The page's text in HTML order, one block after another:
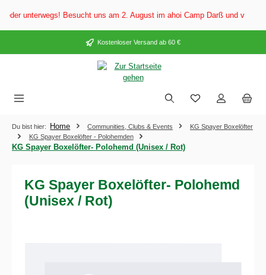
springen
unterwegs! Besucht uns am 2. August im ahoi Camp Darß und vom 3.
Kostenloser Versand ab 60 €
Du bist hier: Home Communities, Clubs & Events
KG Spayer Boxelöfter
KG Spayer Boxelöfter - Polohemden
KG Spayer Boxelöfter- Polohemd (Unisex / Rot)
KG Spayer Boxelöfter- Polohemd
(Unisex / Rot)